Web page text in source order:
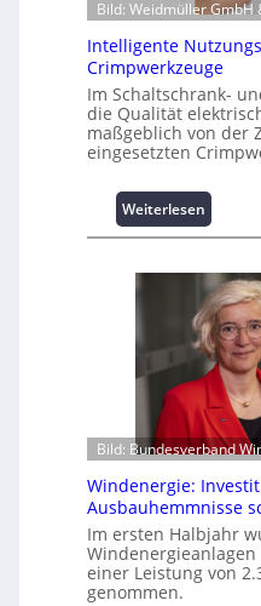
t
o
n
z
u
m
a
s
t
p
i
t
z
e
n
m
a
a
g
e
m
Bild: Weidmüller GmbH
Intelligente
Crimpwerkzeuge
Im Schaltschrank-
die Qualität
maßgeblich von der
eingesetzten
Weiterlesen:
I
t
e
l
l
i
g
e
n
t
e
N
u
t
z
Bild: Bundesverband
Windenergie:
Ausbauhemmnisse
Im ersten Halbjahr
Windenergieanlagen
einer Leistung von
genommen.